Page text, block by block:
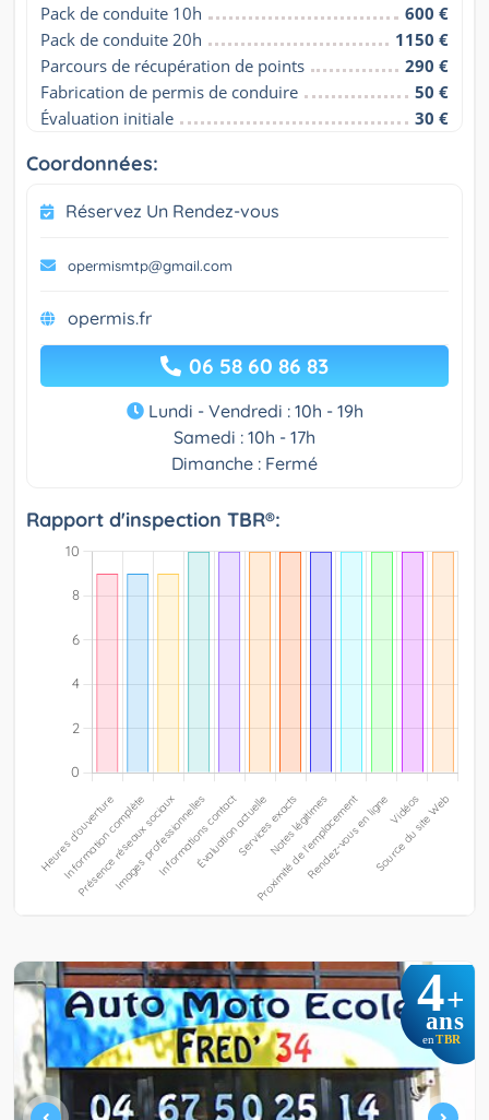
Pack de conduite 10h
600 €
Pack de conduite 20h
1150 €
Parcours de récupération de points
290 €
Fabrication de permis de conduire
50 €
Évaluation initiale
30 €
Coordonnées:
Réservez Un Rendez-vous
opermismtp@gmail.com
opermis.fr
06 58 60 86 83
Lundi - Vendredi : 10h - 19h
Samedi : 10h - 17h
Dimanche : Fermé
Rapport d'inspection TBR®:
4+
ans
en TBR